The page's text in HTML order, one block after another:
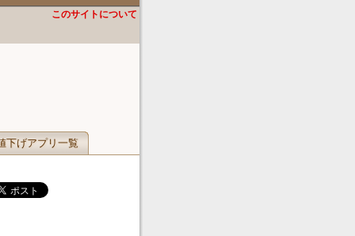
このサイトについて
下げアプリ一覧